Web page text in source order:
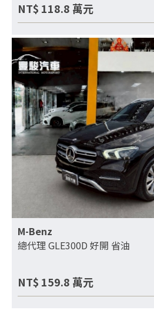
NT$ 118.8 萬元
M-Benz
總代理 GLE300D 好開 省油
NT$ 159.8 萬元